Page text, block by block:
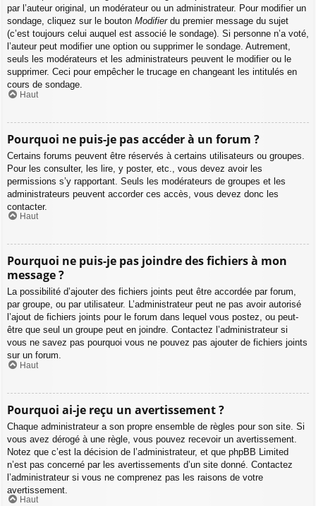
par l’auteur original, un modérateur ou un administrateur. Pour modifier un
sondage, cliquez sur le bouton Modifierdu premier message du sujet
(c’est toujours celui auquel est associé le sondage). Si personne n’a voté,
l’auteur peut modifier une option ou supprimer le sondage. Autrement,
seuls les modérateurs et les administrateurs peuvent le modifier ou le
supprimer. Ceci pour empêcher le trucage en changeant les intitulés en
cours de sondage.
Haut
Pourquoi ne puis-je pas accéder à un forum ?
Certains forums peuvent être réservés à certains utilisateurs ou groupes.
Pour les consulter, les lire, y poster, etc., vous devez avoir les
permissions s’y rapportant. Seuls les modérateurs de groupes et les
administrateurs peuvent accorder ces accès, vous devez donc les
contacter.
Haut
Pourquoi ne puis-je pas joindre des fichiers à mon
message ?
La possibilité d’ajouter des fichiers joints peut être accordée par forum,
par groupe, ou par utilisateur. L’administrateur peut ne pas avoir autorisé
l’ajout de fichiers joints pour le forum dans lequel vous postez, ou peut-
être que seul un groupe peut en joindre. Contactez l’administrateur si
vous ne savez pas pourquoi vous ne pouvez pas ajouter de fichiers joints
sur un forum.
Haut
Pourquoi ai-je reçu un avertissement ?
Chaque administrateur a son propre ensemble de règles pour son site. Si
vous avez dérogé à une règle, vous pouvez recevoir un avertissement.
Notez que c’est la décision de l’administrateur, et que phpBB Limited
n’est pas concerné par les avertissements d’un site donné. Contactez
l’administrateur si vous ne comprenez pas les raisons de votre
avertissement.
Haut